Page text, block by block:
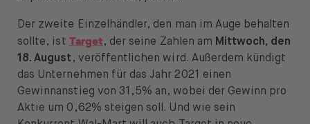
Der zweite Einzelhändler, den man im Auge behalten
sollte, ist Target, der seine Zahlen am Mittwoch, den
18. August, veröffentlichen wird. Außerdem kündigt
das Unternehmen für das Jahr 2021 einen
Gewinnanstieg von 31,5% an, wobei der Gewinn pro
Aktie um 0,62% steigen soll. Und wie sein